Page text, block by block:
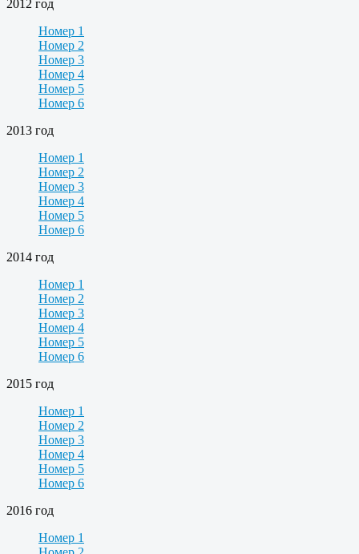
2012 год
Номер 1
Номер 2
Номер 3
Номер 4
Номер 5
Номер 6
2013 год
Номер 1
Номер 2
Номер 3
Номер 4
Номер 5
Номер 6
2014 год
Номер 1
Номер 2
Номер 3
Номер 4
Номер 5
Номер 6
2015 год
Номер 1
Номер 2
Номер 3
Номер 4
Номер 5
Номер 6
2016 год
Номер 1